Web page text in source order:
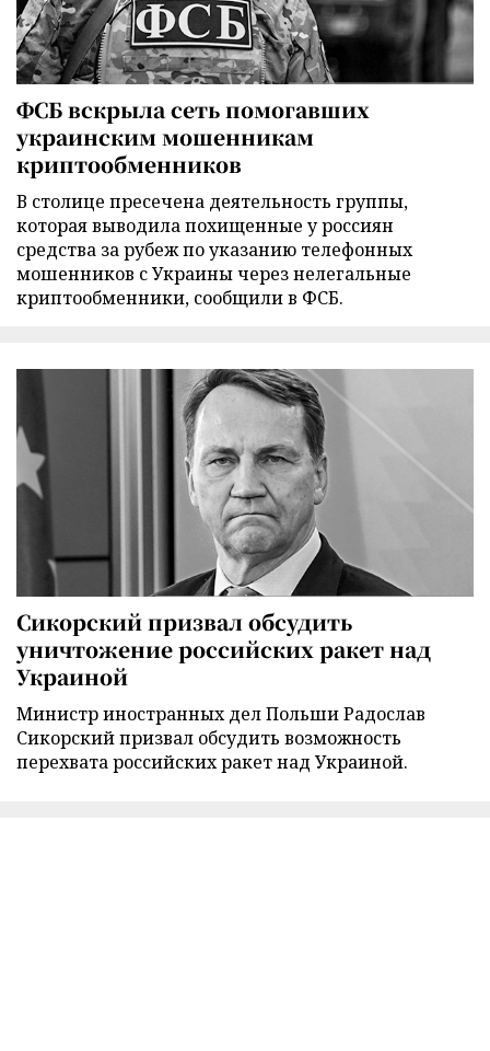
ФСБ вскрыла сеть помогавших
украинским мошенникам
криптообменников
В столице пресечена деятельность группы,
которая выводила похищенные у россиян
средства за рубеж по указанию телефонных
мошенников с Украины через нелегальные
криптообменники, сообщили в ФСБ.
Сикорский призвал обсудить
уничтожение российских ракет над
Украиной
Министр иностранных дел Польши Радослав
Сикорский призвал обсудить возможность
перехвата российских ракет над Украиной.